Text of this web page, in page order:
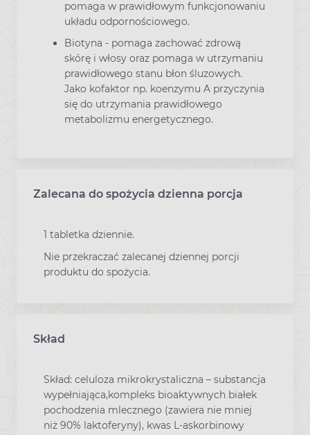
pomaga w prawidłowym funkcjonowaniu
układu odpornościowego.
Biotyna - pomaga zachować zdrową
skórę i włosy oraz pomaga w utrzymaniu
prawidłowego stanu błon śluzowych.
Jako kofaktor np. koenzymu A przyczynia
się do utrzymania prawidłowego
metabolizmu energetycznego.
Zalecana do spożycia dzienna porcja
1 tabletka dziennie.
Nie przekraczać zalecanej dziennej porcji
produktu do spożycia.
Skład
Skład: celuloza mikrokrystaliczna – substancja
wypełniająca,kompleks bioaktywnych białek
pochodzenia mlecznego (zawiera nie mniej
niż 90% laktoferyny), kwas L-askorbinowy